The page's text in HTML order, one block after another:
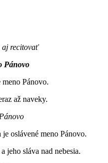
aj recitovať
Pánovo
Pánovo.
až naveky.
oslávené meno Pánovo.
jeho sláva nad nebesia.